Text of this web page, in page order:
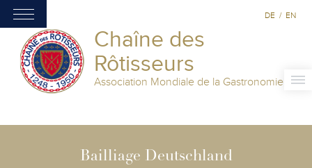
Chaîne des
Rôtisseurs
Association Mondiale de la Gastronomie
DE / EN
Bailliage Deutschland